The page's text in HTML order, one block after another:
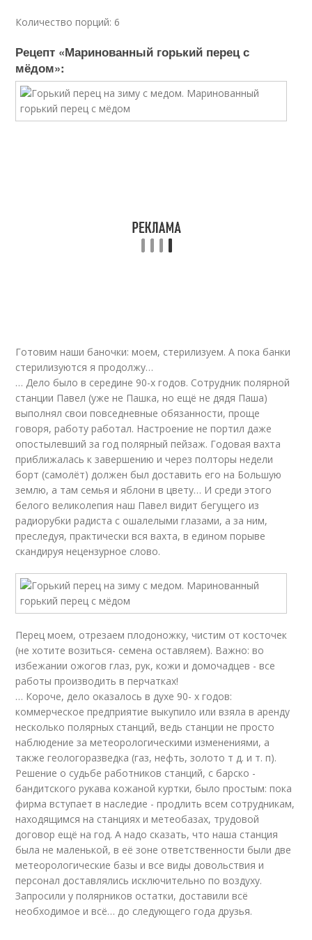
Количество порций: 6
Рецепт «Маринованный горький перец с
мёдом»:
Готовим наши баночки: моем, стерилизуем. А пока банки
стерилизуются я продолжу…
… Дело было в середине 90-х годов. Сотрудник полярной
станции Павел (уже не Пашка, но ещё не дядя Паша)
выполнял свои повседневные обязанности, проще
говоря, работу работал. Настроение не портил даже
опостылевший за год полярный пейзаж. Годовая вахта
приближалась к завершению и через полторы недели
борт (самолёт) должен был доставить его на Большую
землю, а там семья и яблони в цвету… И среди этого
белого великолепия наш Павел видит бегущего из
радиорубки радиста с ошалелыми глазами, а за ним,
преследуя, практически вся вахта, в едином порыве
скандируя нецензурное слово.
Перец моем, отрезаем плодоножку, чистим от косточек
(не хотите возиться- семена оставляем). Важно: во
избежании ожогов глаз, рук, кожи и домочадцев - все
работы производить в перчатках!
… Короче, дело оказалось в духе 90- х годов:
коммерческое предприятие выкупило или взяла в аренду
несколько полярных станций, ведь станции не просто
наблюдение за метеорологическими изменениями, а
также геологоразведка (газ, нефть, золото т д. и т. п).
Решение о судьбе работников станций, с барско -
бандитского рукава кожаной куртки, было простым: пока
фирма вступает в наследие - продлить всем сотрудникам,
находящимся на станциях и метеобазах, трудовой
договор ещё на год. А надо сказать, что наша станция
была не маленькой, в её зоне ответственности были две
метеорологические базы и все виды довольствия и
персонал доставлялись исключительно по воздуху.
Запросили у полярников остатки, доставили всё
необходимое и всё… до следующего года друзья.